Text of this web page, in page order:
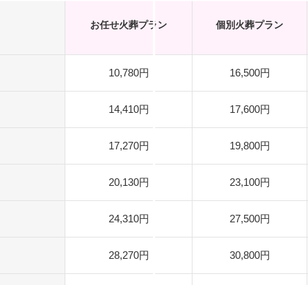
お任せ火葬プラン 個別火葬プラン
10,780円 16,500円
14,410円 17,600円
17,270円 19,800円
20,130円 23,100円
24,310円 27,500円
28,270円 30,800円